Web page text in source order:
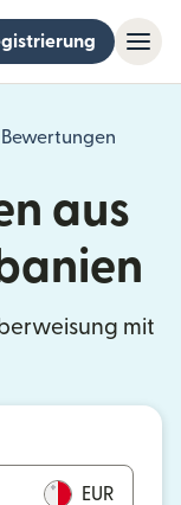
Bewertungen
aus
mit
EUR